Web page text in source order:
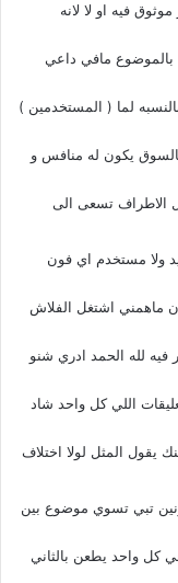
فيه او لا لانه
بالموضوع مافي داعي
لما ( المستخدمين )
يكون له منافس و
الاطراف تسعى الى
ولا مستخدم اي فون
ماهمني اشتغل الفلاش
لله الحمد ادري شنو
اللي كل واحد شاد
يقول المثل لولا اختلاف
تبي تسوي موضوع بين
كل واحد يطعن بالثاني